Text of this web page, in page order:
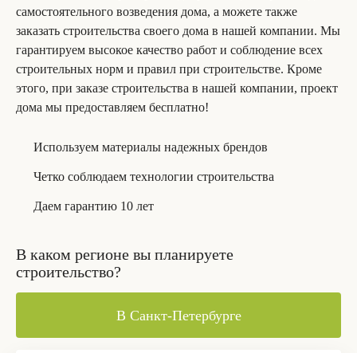
самостоятельного возведения дома, а можете также
заказать строительства своего дома в нашей компании. Мы
гарантируем высокое качество работ и соблюдение всех
строительных норм и правил при строительстве. Кроме
этого, при заказе строительства в нашей компании, проект
дома мы предоставляем бесплатно!
Используем материалы надежных брендов
Четко соблюдаем технологии строительства
Даем гарантию 10 лет
В каком регионе вы планируете
строительство?
В Санкт-Петербурге